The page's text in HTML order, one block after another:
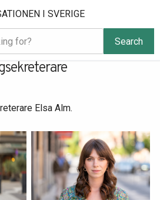
I SVERIGE
Search
Elsa Alm.